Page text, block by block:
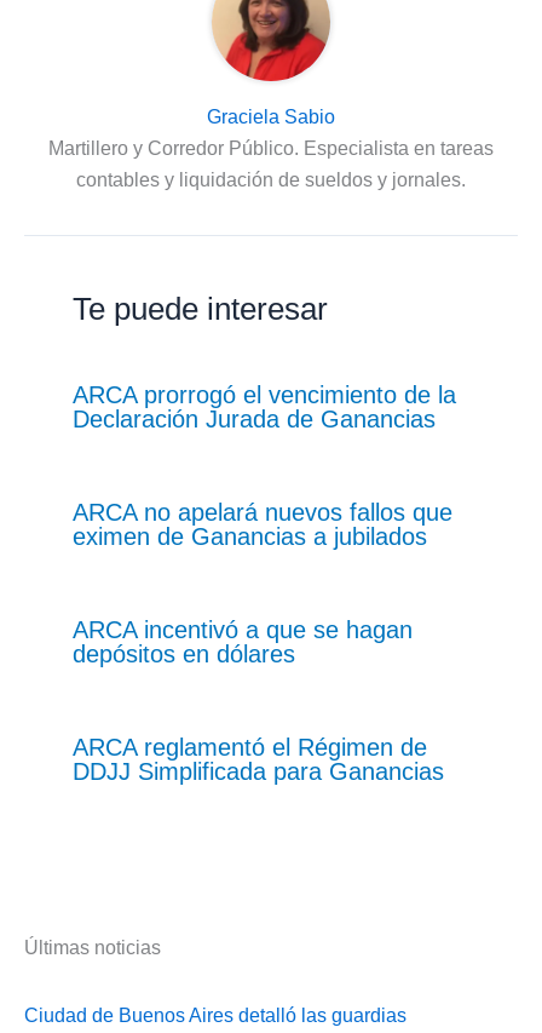
Graciela Sabio
Martillero y Corredor Público. Especialista en tareas
contables y liquidación de sueldos y jornales.
Te puede interesar
ARCA prorrogó el vencimiento de la
Declaración Jurada de Ganancias
ARCA no apelará nuevos fallos que
eximen de Ganancias a jubilados
ARCA incentivó a que se hagan
depósitos en dólares
ARCA reglamentó el Régimen de
DDJJ Simplificada para Ganancias
Últimas noticias
Ciudad de Buenos Aires detalló las guardias